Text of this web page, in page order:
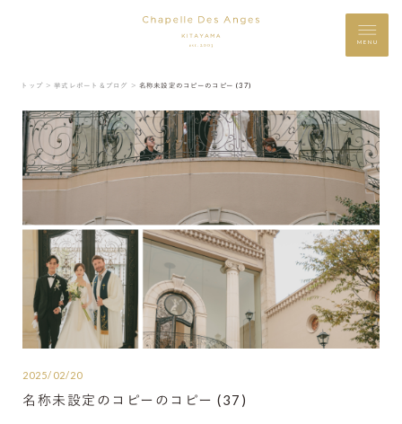
MENU
トップ ＞ 挙式レポート＆ブログ ＞ 名称未設定のコピーのコピー (37)
2025/02/20
名称未設定のコピーのコピー (37)